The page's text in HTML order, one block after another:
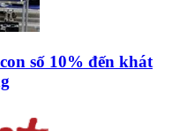
số 10% đến khát